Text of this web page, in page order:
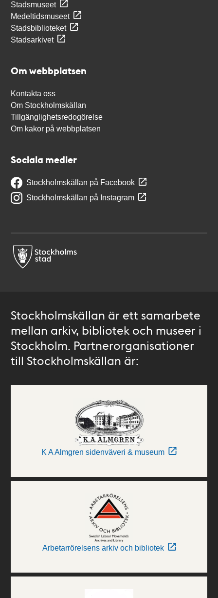
Stadsmuseet
Medeltidsmuseet
Stadsbiblioteket
Stadsarkivet
Om webbplatsen
Kontakta oss
Om Stockholmskällan
Tillgänglighetsredogörelse
Om kakor på webbplatsen
Sociala medier
Stockholmskällan på Facebook
Stockholmskällan på Instagram
Stockholmskällan är ett samarbete
mellan arkiv, bibliotek och museer i
Stockholm. Partnerorganisationer
till Stockholmskällan är:
K A Almgren sidenväveri & museum
Arbetarrörelsens arkiv och bibliotek